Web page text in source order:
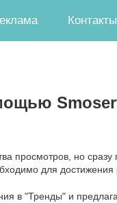
Контакты
просмотров, но сразу
для достижения
в "Тренды" и